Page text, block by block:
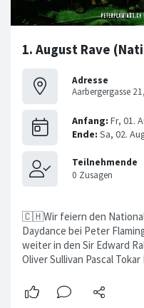
1. August Rave
Adresse
Aarbergergasse
🇨🇭Wir feiern den
Daydance bei Peter
weiter in den Sir Edward
Oliver Sullivan Pascal Tokar